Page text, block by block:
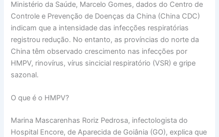
Ministério da Saúde, Marcelo Gomes, dados do Centro de
Controle e Prevenção de Doenças da China (China CDC)
indicam que a intensidade das infecções respiratórias
registrou redução. No entanto, as províncias do norte da
China têm observado crescimento nas infecções por
HMPV, rinovírus, vírus sincicial respiratório (VSR) e gripe
sazonal.
O que é o HMPV?
Marina Mascarenhas Roriz Pedrosa, infectologista do
Hospital Encore, de Aparecida de Goiânia (GO), explica que